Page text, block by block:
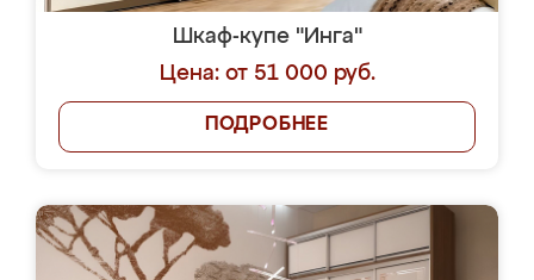
Шкаф-купе "Инга"
Цена: от 51 000 руб.
ПОДРОБНЕЕ